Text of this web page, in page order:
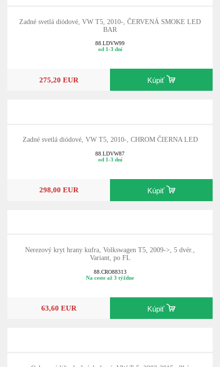
Zadné svetlá diódové, VW T5, 2010-, ČERVENÁ SMOKE LED
BAR
88.LDVW99
od 1-3 dní
275,20 EUR Kúpiť
Zadné svetlá diódové, VW T5, 2010-, CHROM ČIERNA LED
88.LDVW87
od 1-3 dní
298,00 EUR Kúpiť
Nerezový kryt hrany kufra, Volkswagen T5, 2009->, 5 dvér.,
Variant, po FL
88.CRO88313
Na ceste až 3 týždne
63,60 EUR Kúpiť